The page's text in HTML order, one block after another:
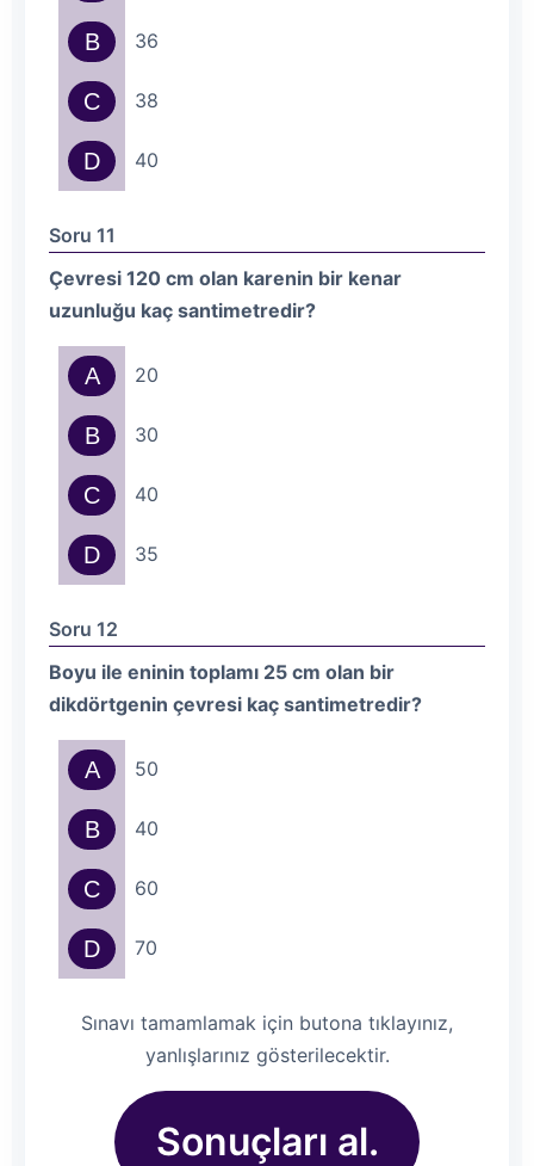
B 36
C 38
D 40
Soru 11
Çevresi 120 cm olan karenin bir kenar
uzunluğu kaç santimetredir?
A 20
B 30
C 40
D 35
Soru 12
Boyu ile eninin toplamı 25 cm olan bir
dikdörtgenin çevresi kaç santimetredir?
A 50
B 40
C 60
D 70
Sınavı tamamlamak için butona tıklayınız,
yanlışlarınız gösterilecektir.
Sonuçları al.